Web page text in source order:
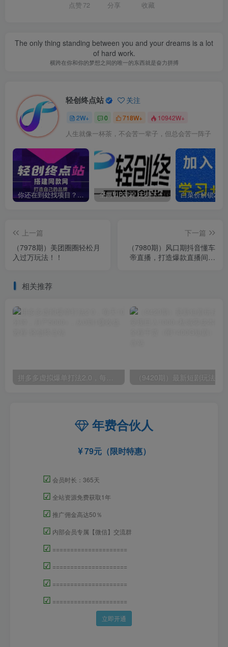
点赞 72 分享 收藏
The only thing standing between you and your dreams is a lot
of hard work.
横跨在你和你的梦想之间的唯一的东西就是奋力拼搏
轻创终点站 关注
2W+ 0 718W+ 10942W+
人生就像一杯茶，不会苦一辈子，但总会苦一阵子
你还在到处找项目？还在当韭菜？我靠卖项目一个月收入5万+，曾经我也是个失败者。 全网VIP课程 无损下载~
上一篇
（7978期）美团圈圈轻松月
入过万玩法！！
下一篇
（7980期）风口期抖音懂车
帝直播，打造爆款直播间上
相关推荐
年费合伙人
79元（限时特惠）
☑ 会员时长：365天
☑ 全站资源免费获取1年
☑ 推广佣金高达50％
☑ 内部会员专属【微信】交流群
☑ =====================
☑ =====================
☑ =====================
☑ =====================
立即开通